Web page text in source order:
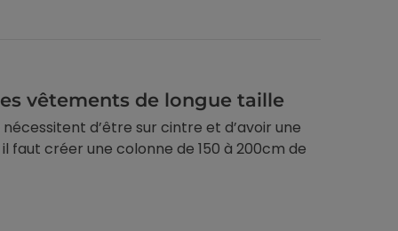
vêtements de longue taille
d’être sur cintre et d’avoir une
faut créer une colonne de 150 à 200cm de